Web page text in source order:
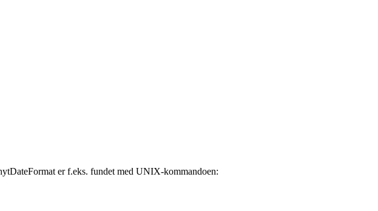
er f.eks. fundet med UNIX-kommandoen: